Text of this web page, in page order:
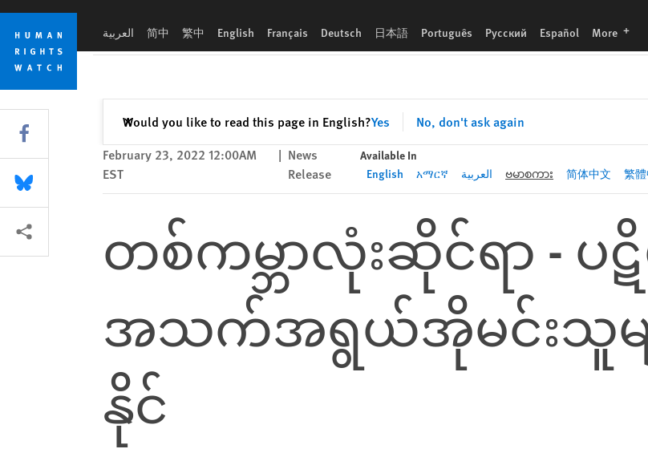
Skip
cookie
privacy
notice
Skip
main
content
العربية 简中 繁中 English Français Deutsch 日本語 Português Русский Español More
Would you like to read this page in English?Yes No, don't ask again
✕Close
February 23, 2022 12:00AM
EST
| News
Release
Available In
English
አማርኛ العربية ဗမာစကား 简体中文 繁
တစ်ကမ္ဘာလုံးဆိုင်ရာ - ပ
အသက်အရွယ်အိုမင်းသူမ
နိုင်
Share this via Facebook
Share this via Bluesky
More sharing options